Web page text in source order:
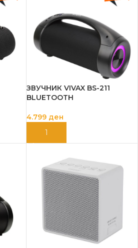
ЗВУЧНИК VIVAX BS-211
BLUETOOTH
4.799 ден
ДОДАЈ ВО КОШНИЦА